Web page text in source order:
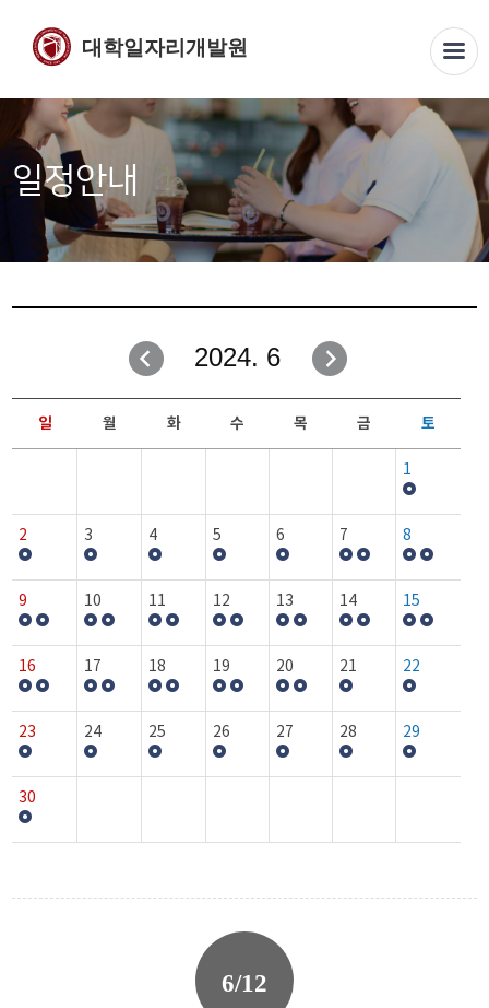
대학일자리개발원
일정안내
2024. 6
일 월 화 수 목 금 토
1
2 3 4 5 6 7 8
9 10 11 12 13 14 15
16 17 18 19 20 21 22
23 24 25 26 27 28 29
30
6/12